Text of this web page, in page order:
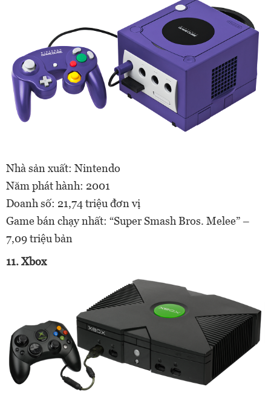
Nhà sản xuất: Nintendo
Năm phát hành: 2001
Doanh số: 21,74 triệu đơn vị
Game bán chạy nhất: “Super Smash Bros. Melee” –
7,09 triệu bản
11. Xbox